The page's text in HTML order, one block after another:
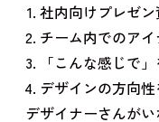
社内向けプレゼ
チーム内でのア
「こんな感じで
デザインの方向
デザイナーさんが